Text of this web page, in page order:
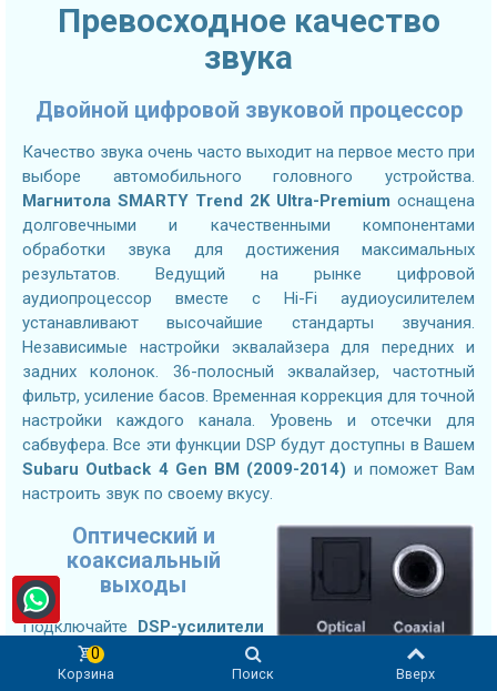
Превосходное качество
звука
Двойной цифровой звуковой процессор
Качество звука очень часто выходит на первое место при
выборе автомобильного головного устройства.
Магнитола SMARTY Trend 2K Ultra-Premium оснащена
долговечными и качественными компонентами
обработки звука для достижения максимальных
результатов. Ведущий на рынке цифровой
аудиопроцессор вместе с Hi-Fi аудиоусилителем
устанавливают высочайшие стандарты звучания.
Независимые настройки эквалайзера для передних и
задних колонок. 36-полосный эквалайзер, частотный
фильтр, усиление басов. Временная коррекция для точной
настройки каждого канала. Уровень и отсечки для
сабвуфера. Все эти функции DSP будут доступны в Вашем
Subaru Outback 4 Gen BM (2009-2014) и поможет Вам
настроить звук по своему вкусу.
Оптический и
коаксиальный
выходы
Подключайте
DSP-усилители
следующего поколения используя оптический или
коаксиальный цифровой вход без потерь. Подключение
Корзина
0
Поиск Вверх